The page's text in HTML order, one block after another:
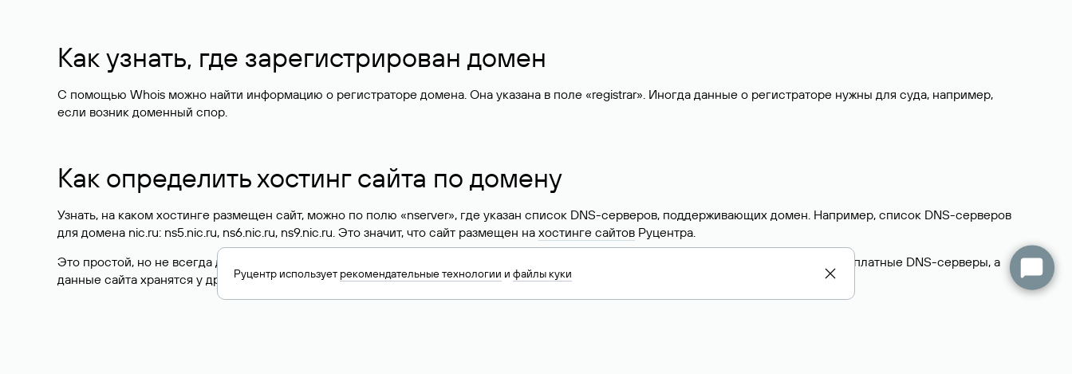
Как узнать, где зарегистрирован домен
С помощью Whois можно найти информацию о регистраторе домена. Она указана в поле «registrar». Иногда данные о регистраторе нужны для суда, например,
если возник доменный спор.
Как определить хостинг сайта по домену
Узнать, на каком хостинге размещен сайт, можно по полю «nserver», где указан список DNS-серверов, поддерживающих домен. Например, список DNS-серверов
для домена nic.ru: ns5.nic.ru, ns6.nic.ru, ns9.nic.ru. Это значит, что сайт размещен на хостинге сайтов Руцентра.
Это простой, но не всегда достоверный способ узнать хостинг-провайдера сайта. Иногда владельцы сайтов делегируют домен на бесплатные DNS-серверы, а
данные сайта хранятся у другого хостинг-провайдера.
Руцентр использует рекомендательные технологии и файлы куки